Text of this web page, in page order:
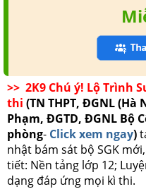
>> 2K9 Chú ý! Lộ Trình
thi (TN THPT, ĐGNL
Phạm, ĐGTD, ĐGNL Bộ
phòng- Click xem ngay)
nhật bám sát bộ SGK
tiết: Nền tảng lớp 12;
dạng đáp ứng mọi kì thi.